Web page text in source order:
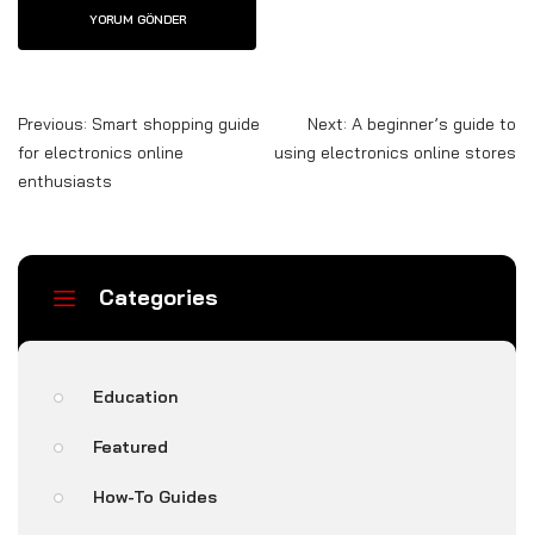
Categories
Education
Featured
How-To Guides
Previous: Smart shopping guide
for electronics online
enthusiasts
Next: A beginner’s guide to
using electronics online stores